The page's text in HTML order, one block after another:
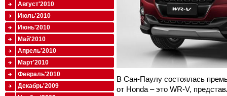
В Сан-Паулу состоялась
от Honda – это WR-V,
Август'2010
Июль'2010
Июнь'2010
Май'2010
Апрель'2010
Март'2010
Февраль'2010
Декабрь'2009